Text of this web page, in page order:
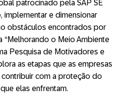
patrocinado pela SAP SE
implementar e dimensionar
obstáculos encontrados por
“Melhorando o Meio Ambiente
Pesquisa de Motivadores e
as etapas que as empresas
com a proteção do
elas enfrentam.